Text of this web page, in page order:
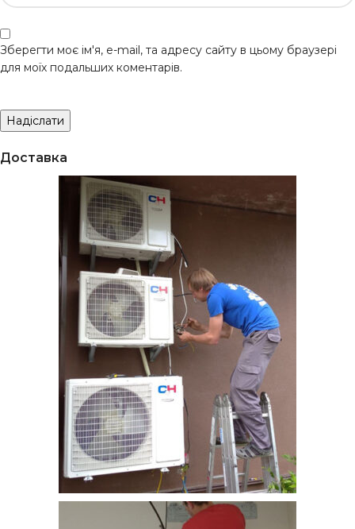
Зберегти моє ім'я, e-mail, та адресу сайту в цьому браузері
для моїх подальших коментарів.
Доставка